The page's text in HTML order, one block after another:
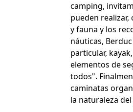
camping,
pueden
y fauna y los
náuticas,
particular,
elementos de
todos".
caminatas
la naturaleza